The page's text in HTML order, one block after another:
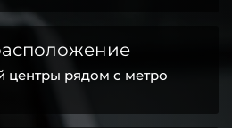
центры рядом с метро